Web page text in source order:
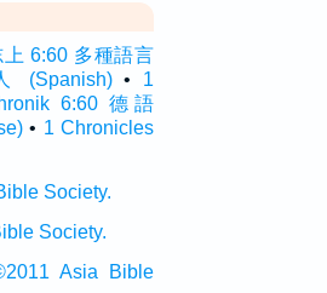
上 6:60 多種語言
(Spanish) • 1
6:60 德語
• 1 Chronicles
Society.
Society.
Asia Bible